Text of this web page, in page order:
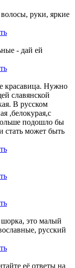
руки, яркие
- дай ей
красавица. Нужно
славянской
В русском
,белокурая,с
подошло бы
стать может быть
это малый
русский
её ответы на